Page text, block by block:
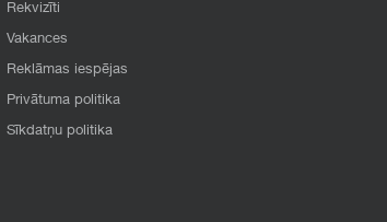
Rekvizīti
Vakances
Reklāmas iespējas
Privātuma politika
Sīkdatņu politika